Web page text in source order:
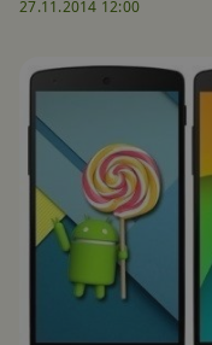
27.11.2014 12:00